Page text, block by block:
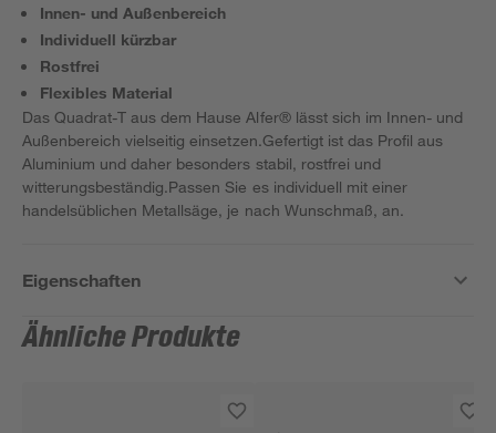
Innen- und Außenbereich
Individuell kürzbar
Rostfrei
Flexibles Material
Das Quadrat-T aus dem Hause Alfer® lässt sich im Innen- und
Außenbereich vielseitig einsetzen.Gefertigt ist das Profil aus
Aluminium und daher besonders stabil, rostfrei und
witterungsbeständig.Passen Sie es individuell mit einer
handelsüblichen Metallsäge, je nach Wunschmaß, an.
Eigenschaften
Ähnliche Produkte